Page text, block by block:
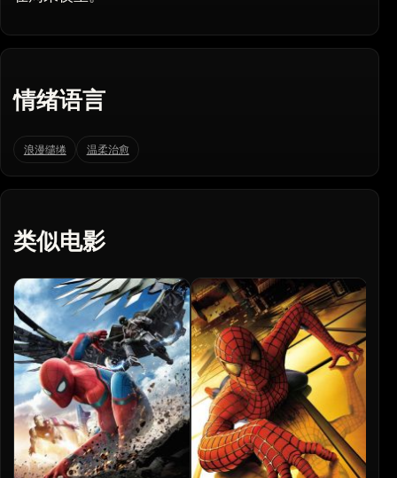
情绪语言
浪漫缱绻 温柔治愈
类似电影